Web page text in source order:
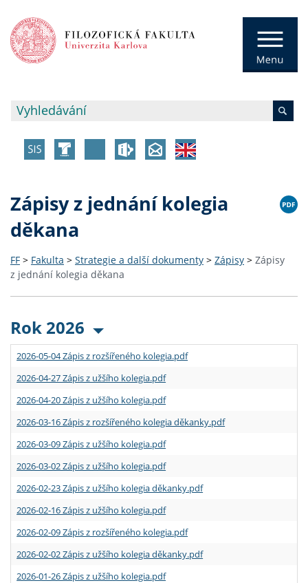
Zápisy z jednání kolegia
děkana
FF > Fakulta > Strategie a další dokumenty > Zápisy > Zápisy
z jednání kolegia děkana
Rok 2026
2026-05-04 Zápis z rozšířeného kolegia.pdf
2026-04-27 Zápis z užšího kolegia.pdf
2026-04-20 Zápis z užšího kolegia.pdf
2026-03-16 Zápis z rozšířeného kolegia děkanky.pdf
2026-03-09 Zápis z užšího kolegia.pdf
2026-03-02 Zápis z užšího kolegia.pdf
2026-02-23 Zápis z užšího kolegia děkanky.pdf
2026-02-16 Zápis z užšího kolegia.pdf
2026-02-09 Zápis z rozšířeného kolegia.pdf
2026-02-02 Zápis z užšího kolegia děkanky.pdf
2026-01-26 Zápis z užšího kolegia.pdf